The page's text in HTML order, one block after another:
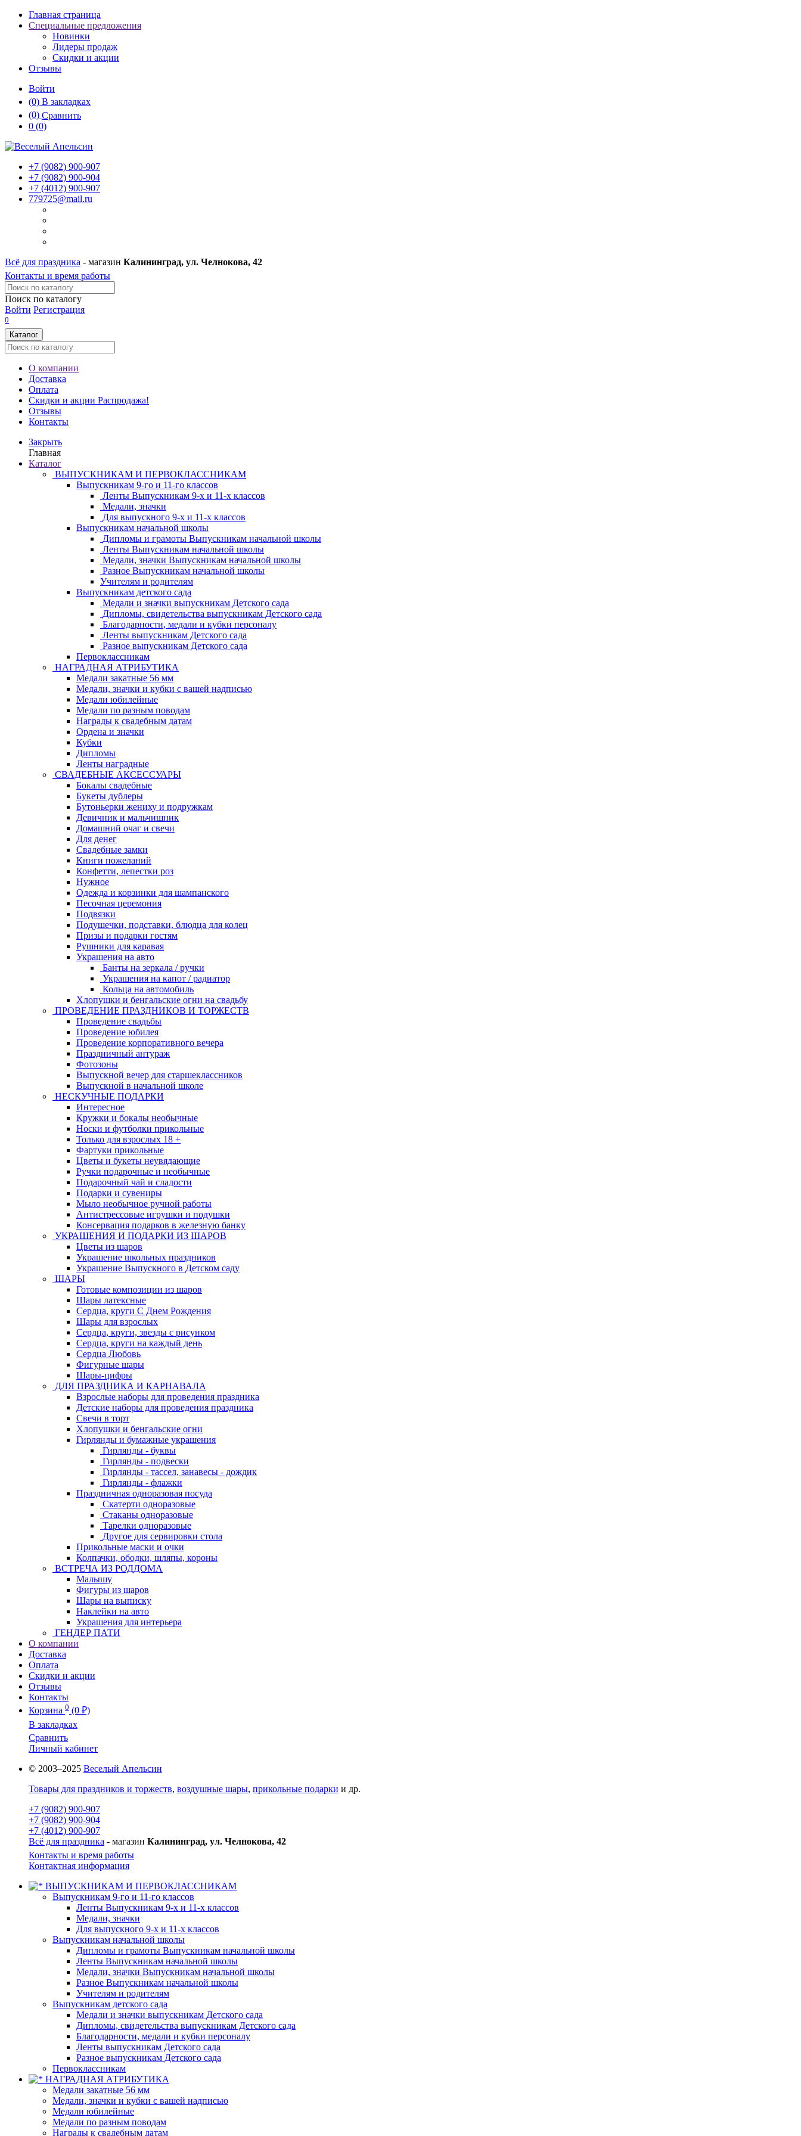
Главная страница
Специальные предложения
Новинки
Лидеры продаж
Скидки и акции
Отзывы
Войти
(0) В закладках
(0) Сравнить
0 (0)
+7 (9082) 900-907
+7 (9082) 900-904
+7 (4012) 900-907
779725@mail.ru
Всё для праздника - магазин Калининград, ул. Челнокова, 42
Контакты и время работы
Поиск по каталогу
Войти Регистрация
0
Каталог
О компании
Доставка
Оплата
Скидки и акции Распродажа!
Отзывы
Контакты
Закрыть
Главная
Каталог
ВЫПУСКНИКАМ И ПЕРВОКЛАССНИКАМ
Выпускникам 9-го и 11-го классов
Ленты Выпускникам 9-х и 11-х классов
Медали, значки
Для выпускного 9-х и 11-х классов
Выпускникам начальной школы
Дипломы и грамоты Выпускникам начальной школы
Ленты Выпускникам начальной школы
Медали, значки Выпускникам начальной школы
Разное Выпускникам начальной школы
Учителям и родителям
Выпускникам детского сада
Медали и значки выпускникам Детского сада
Дипломы, свидетельства выпускникам Детского сада
Благодарности, медали и кубки персоналу
Ленты выпускникам Детского сада
Разное выпускникам Детского сада
Первоклассникам
НАГРАДНАЯ АТРИБУТИКА
Медали закатные 56 мм
Медали, значки и кубки с вашей надписью
Медали юбилейные
Медали по разным поводам
Награды к свадебным датам
Ордена и значки
Кубки
Дипломы
Ленты наградные
СВАДЕБНЫЕ АКСЕССУАРЫ
Бокалы свадебные
Букеты дублеры
Бутоньерки жениху и подружкам
Девичник и мальчишник
Домашний очаг и свечи
Для денег
Свадебные замки
Книги пожеланий
Конфетти, лепестки роз
Нужное
Одежда и корзинки для шампанского
Песочная церемония
Подвязки
Подушечки, подставки, блюдца для колец
Призы и подарки гостям
Рушники для каравая
Украшения на авто
Банты на зеркала / ручки
Украшения на капот / радиатор
Кольца на автомобиль
Хлопушки и бенгальские огни на свадьбу
ПРОВЕДЕНИЕ ПРАЗДНИКОВ И ТОРЖЕСТВ
Проведение свадьбы
Проведение юбилея
Проведение корпоративного вечера
Праздничный антураж
Фотозоны
Выпускной вечер для старшеклассников
Выпускной в начальной школе
НЕСКУЧНЫЕ ПОДАРКИ
Интересное
Кружки и бокалы необычные
Носки и футболки прикольные
Только для взрослых 18 +
Фартуки прикольные
Цветы и букеты неувядающие
Ручки подарочные и необычные
Подарочный чай и сладости
Подарки и сувениры
Мыло необычное ручной работы
Антистрессовые игрушки и подушки
Консервация подарков в железную банку
УКРАШЕНИЯ И ПОДАРКИ ИЗ ШАРОВ
Цветы из шаров
Украшение школьных праздников
Украшение Выпускного в Детском саду
ШАРЫ
Готовые композиции из шаров
Шары латексные
Сердца, круги С Днем Рождения
Шары для взрослых
Сердца, круги, звезды с рисунком
Сердца, круги на каждый день
Сердца Любовь
Фигурные шары
Шары-цифры
ДЛЯ ПРАЗДНИКА И КАРНАВАЛА
Взрослые наборы для проведения праздника
Детские наборы для проведения праздника
Свечи в торт
Хлопушки и бенгальские огни
Гирлянды и бумажные украшения
Гирлянды - буквы
Гирлянды - подвески
Гирлянды - тассел, занавесы - дождик
Гирлянды - флажки
Праздничная одноразовая посуда
Скатерти одноразовые
Стаканы одноразовые
Тарелки одноразовые
Другое для сервировки стола
Прикольные маски и очки
Колпачки, ободки, шляпы, короны
ВСТРЕЧА ИЗ РОДДОМА
Малышу
Фигуры из шаров
Шары на выписку
Наклейки на авто
Украшения для интерьера
ГЕНДЕР ПАТИ
О компании
Доставка
Оплата
Скидки и акции
Отзывы
Контакты
Корзина 0 (0 ₽)
В закладках
Сравнить
Личный кабинет
© 2003–2025 Веселый Апельсин
Товары для праздников и торжеств, воздушные шары, прикольные подарки и др.
+7 (9082) 900-907
+7 (9082) 900-904
+7 (4012) 900-907
Всё для праздника - магазин Калининград, ул. Челнокова, 42
Контакты и время работы
Контактная информация
ВЫПУСКНИКАМ И ПЕРВОКЛАССНИКАМ
Выпускникам 9-го и 11-го классов
Ленты Выпускникам 9-х и 11-х классов
Медали, значки
Для выпускного 9-х и 11-х классов
Выпускникам начальной школы
Дипломы и грамоты Выпускникам начальной школы
Ленты Выпускникам начальной школы
Медали, значки Выпускникам начальной школы
Разное Выпускникам начальной школы
Учителям и родителям
Выпускникам детского сада
Медали и значки выпускникам Детского сада
Дипломы, свидетельства выпускникам Детского сада
Благодарности, медали и кубки персоналу
Ленты выпускникам Детского сада
Разное выпускникам Детского сада
Первоклассникам
НАГРАДНАЯ АТРИБУТИКА
Медали закатные 56 мм
Медали, значки и кубки с вашей надписью
Медали юбилейные
Медали по разным поводам
Награды к свадебным датам